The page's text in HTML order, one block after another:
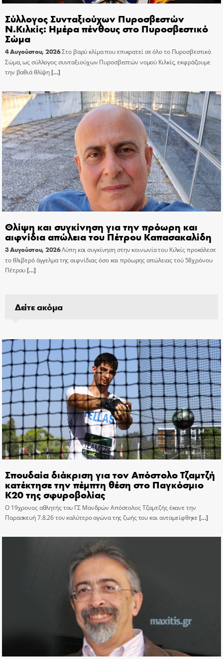
Σύλλογος Συνταξιούχων Πυροσβεστών
Ν.Κιλκίς: Ημέρα πένθους στο Πυροσβεστικό
Σώμα
4 Αυγούστου, 2026Στο βαρύ κλίμα που επικρατεί σε όλο το Πυροσβεστικό
Σώμα, ως σύλλογος συνταξιούχων Πυροσβεστών νομού Κιλκίς, εκφράζουμε
την βαθιά θλίψη[…]
Θλίψη και συγκίνηση για την πρόωρη και
αιφνίδια απώλεια του Πέτρου Καπασακαλίδη
3 Αυγούστου, 2026Λύπη και συγκίνηση στην κοινωνία του Κιλκίς προκάλεσε
το θλιβερό άγγελμα της αιφνίδιας όσο και πρόωρης απώλειας τού 58χρόνου
Πέτρου[…]
Δείτε ακόμα
Σπουδαία διάκριση για τον Απόστολο Τζαμτζή
κατέκτησε την πέμπτη θέση στο Παγκόσμιο
Κ20 της σφυροβολίας
Ο 19χρονος αθλητής του ΓΣ Μανδρών Απόστολος Τζαμτζής έκανε την
Παρασκευή 7.8.26 τον καλύτερο αγώνα της ζωής του και ανταμείφθηκε[…]